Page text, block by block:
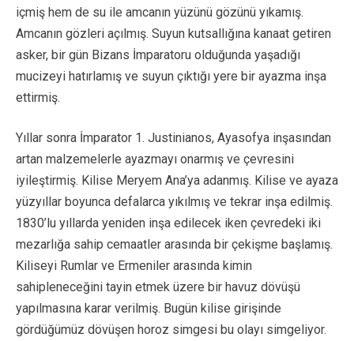
içmiş hem de su ile amcanın yüzünü gözünü yıkamış.
Amcanın gözleri açılmış. Suyun kutsallığına kanaat getiren
asker, bir gün Bizans İmparatoru olduğunda yaşadığı
mucizeyi hatırlamış ve suyun çıktığı yere bir ayazma inşa
ettirmiş.
Yıllar sonra İmparator 1. Justinianos, Ayasofya inşasından
artan malzemelerle ayazmayı onarmış ve çevresini
iyileştirmiş. Kilise Meryem Ana’ya adanmış. Kilise ve ayaza
yüzyıllar boyunca defalarca yıkılmış ve tekrar inşa edilmiş.
1830’lu yıllarda yeniden inşa edilecek iken çevredeki iki
mezarlığa sahip cemaatler arasında bir çekişme başlamış.
Kiliseyi Rumlar ve Ermeniler arasında kimin
sahipleneceğini tayin etmek üzere bir havuz dövüşü
yapılmasına karar verilmiş. Bugün kilise girişinde
gördüğümüz dövüşen horoz simgesi bu olayı simgeliyor.